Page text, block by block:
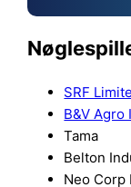
SRF
B&V Agro
Tama
Belton
Neo Corp